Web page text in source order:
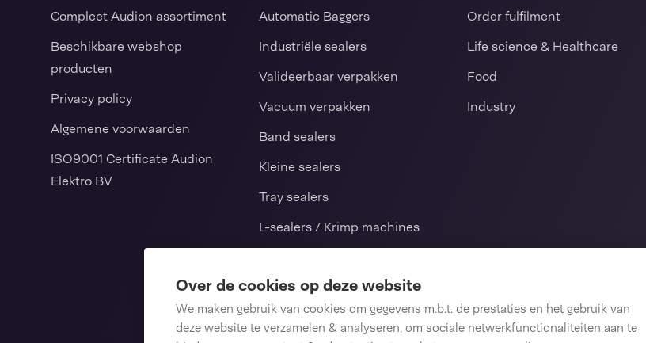
Over de cookies op deze website
We maken gebruik van cookies om gegevens m.b.t. de prestaties en het gebruik van
deze website te verzamelen & analyseren, om sociale netwerkfunctionaliteiten aan te
Compleet Audion assortiment
Beschikbare webshop
producten
Privacy policy
Algemene voorwaarden
ISO9001 Certificate Audion
Elektro BV
Automatic Baggers
Industriële sealers
Valideerbaar verpakken
Vacuum verpakken
Band sealers
Kleine sealers
Tray sealers
L-sealers / Krimp machines
sluitmachines
Consumables
Order fulfilment
Life science & Healthcare
Food
Industry